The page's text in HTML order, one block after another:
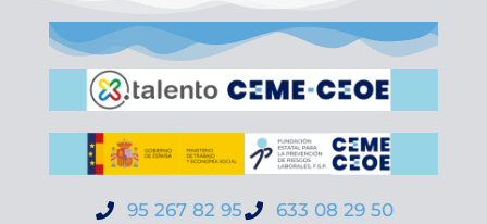
95 267 82 95
633 08 29 50